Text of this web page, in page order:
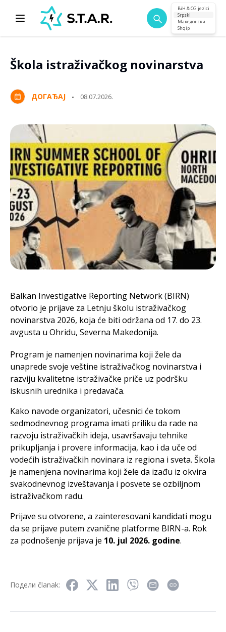
BiH & CG jezici
Srpski
Македонски
Shqip
Škola istraživačkog novinarstva
ДОГАЂАЈ 08.07.2026.
Balkan Investigative Reporting Network (BIRN)
otvorio je prijave za Letnju školu istraživačkog
novinarstva 2026, koja će biti održana od 17. do 23.
avgusta u Ohridu, Severna Makedonija.
Program je namenjen novinarima koji žele da
unaprede svoje veštine istraživačkog novinarstva i
razviju kvalitetne istraživačke priče uz podršku
iskusnih urednika i predavača.
Kako navode organizatori, učesnici će tokom
sedmodnevnog programa imati priliku da rade na
razvoju istraživačkih ideja, usavršavaju tehnike
prikupljanja i provere informacija, kao i da uče od
vodećih istraživačkih novinara iz regiona i sveta. Škola
je namenjena novinarima koji žele da izađu iz okvira
svakodnevnog izveštavanja i posvete se ozbiljnom
istraživačkom radu.
Prijave su otvorene, a zainteresovani kandidati mogu
da se prijave putem zvanične platforme BIRN-a. Rok
za podnošenje prijava je 10. jul 2026. godine.
Подели članak: